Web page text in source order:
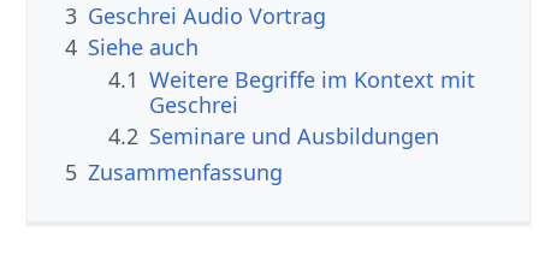
3
Geschrei‏‎ Audio Vortrag
4 Siehe auch
4.1 Weitere Begriffe im Kontext mit
4.2 Seminare und Ausbildungen
5 Zusammenfassung